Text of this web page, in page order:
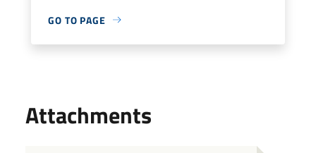
GO TO PAGE
Attachments